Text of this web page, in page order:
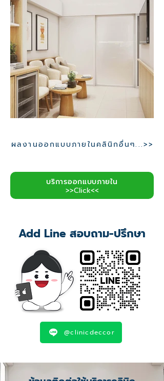
ผลงานออกแบบภายในคลินิกอื่นๆ...>>
บริการออกแบบภายใน
>>Click<<
Add Line สอบถาม-ปรึกษา
@clinicdeccor